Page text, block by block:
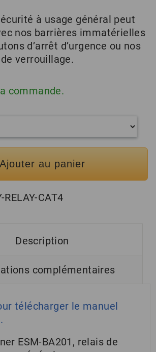
à usage général peut
nos barrières immatérielles
d’arrêt d’urgence ou nos
verrouillage.
commande.
Ajouter au panier
RELAY-CAT4
Description
complémentaires
télécharger le manuel
ESM-BA201, relais de